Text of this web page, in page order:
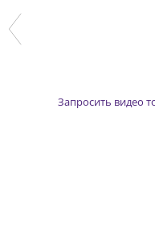
Запросить видео